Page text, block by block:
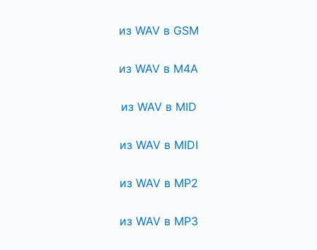
из WAV в GSM
из WAV в M4A
из WAV в MID
из WAV в MIDI
из WAV в MP2
из WAV в MP3